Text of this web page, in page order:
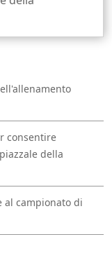
consentire
della
al campionato di